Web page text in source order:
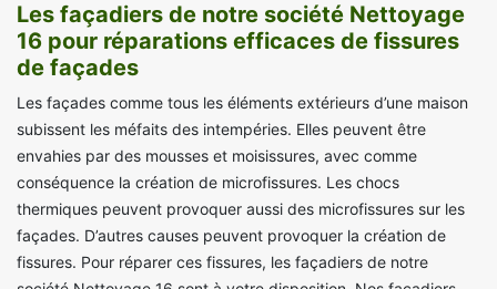
Les façadiers de notre société Nettoyage
16 pour réparations efficaces de fissures
de façades
Les façades comme tous les éléments extérieurs d’une maison
subissent les méfaits des intempéries. Elles peuvent être
envahies par des mousses et moisissures, avec comme
conséquence la création de microfissures. Les chocs
thermiques peuvent provoquer aussi des microfissures sur les
façades. D’autres causes peuvent provoquer la création de
fissures. Pour réparer ces fissures, les façadiers de notre